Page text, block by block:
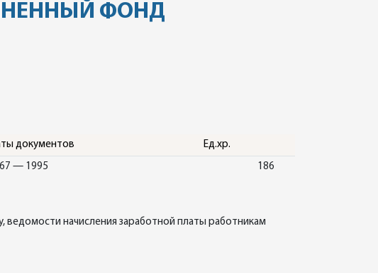
ФОНД
документов Ед.хр.
— 1995 186
начисления заработной платы работникам